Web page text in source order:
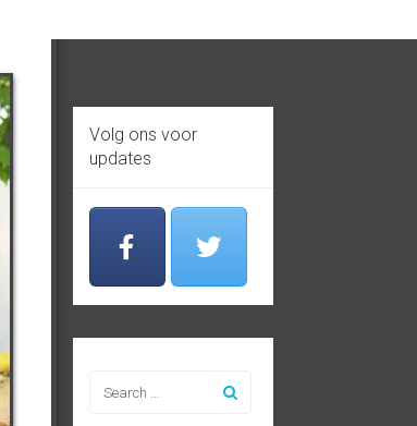
Volg ons voor
updates